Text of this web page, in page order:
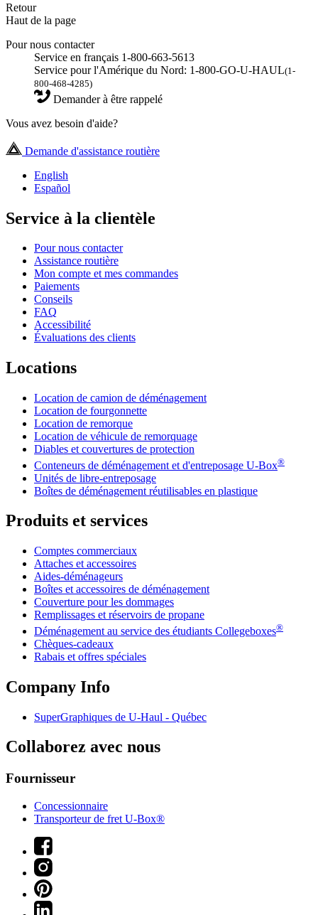
Retour
Haut de la page
Pour nous contacter
Service en français 1-800-663-5613
Service pour l'Amérique du Nord: 1-800-GO-U-HAUL(1-
800-468-4285)
Demander à être rappelé
Vous avez besoin d'aide?
Demande d'assistance routière
English
Español
Service à la clientèle
Pour nous contacter
Assistance routière
Mon compte et mes commandes
Paiements
Conseils
FAQ
Accessibilité
Évaluations des clients
Locations
Location de camion de déménagement
Location de fourgonnette
Location de remorque
Location de véhicule de remorquage
Diables et couvertures de protection
Conteneurs de déménagement et d'entreposage U-Box®
Unités de libre-entreposage
Boîtes de déménagement réutilisables en plastique
Produits et services
Comptes commerciaux
Attaches et accessoires
Aides-déménageurs
Boîtes et accessoires de déménagement
Couverture pour les dommages
Remplissages et réservoirs de propane
Déménagement au service des étudiants Collegeboxes®
Chèques-cadeaux
Rabais et offres spéciales
Company Info
SuperGraphiques de U-Haul - Québec
Collaborez avec nous
Fournisseur
Concessionnaire
Transporteur de fret U-Box®